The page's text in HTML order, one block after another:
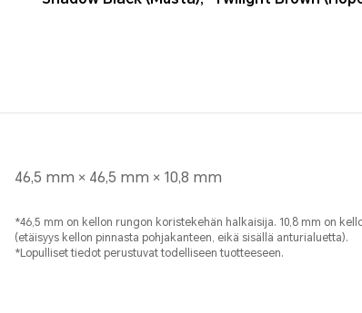
46,5 mm × 46,5 mm × 10,8 mm
*46,5 mm on kellon rungon koristekehän halkaisija. 10,8 mm on
(etäisyys kellon pinnasta pohjakanteen, eikä sisällä anturialuetta).
*Lopulliset tiedot perustuvat todelliseen tuotteeseen.